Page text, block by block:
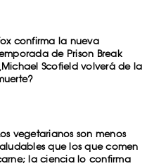
confirma la nueva
de Prison Break
Scofield volverá de la
vegetarianos son menos
que los que comen
la ciencia lo confirma